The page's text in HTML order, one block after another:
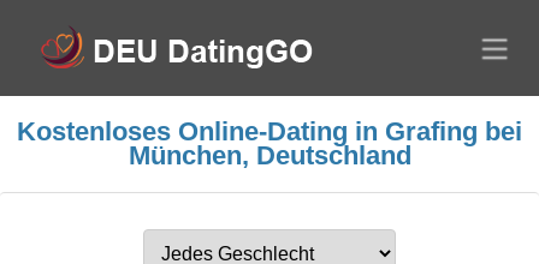
Kostenloses Online-Dating in Grafing bei
München, Deutschland